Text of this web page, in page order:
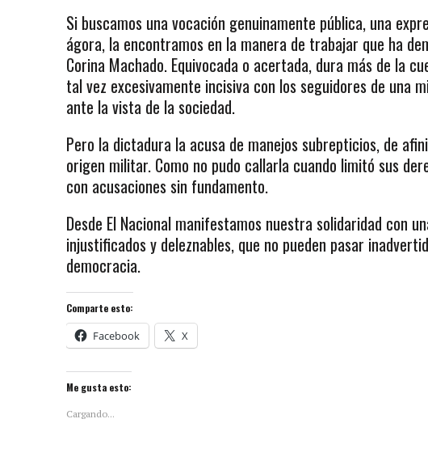
Si buscamos una vocación genuinamente pública, una
ágora, la encontramos en la manera de trabajar que ha
Corina Machado. Equivocada o acertada, dura más de la
tal vez excesivamente incisiva con los seguidores de una
ante la vista de la sociedad.
Pero la dictadura la acusa de manejos subrepticios, de
origen militar. Como no pudo callarla cuando limitó sus
con acusaciones sin fundamento.
Desde El Nacional manifestamos nuestra solidaridad con
injustificados y deleznables, que no pueden pasar
democracia.
Comparte esto:
Facebook X
Me gusta esto:
Cargando...